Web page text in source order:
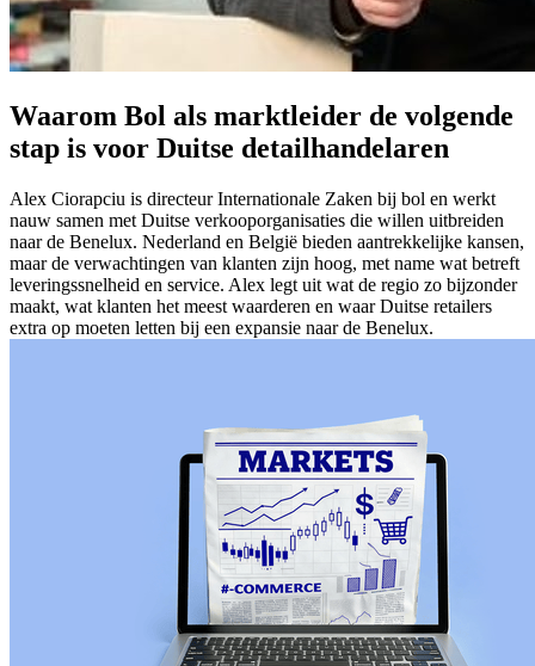
Waarom Bol als marktleider de volgende
stap is voor Duitse detailhandelaren
Alex Ciorapciu is directeur Internationale Zaken bij bol en werkt
nauw samen met Duitse verkooporganisaties die willen uitbreiden
naar de Benelux. Nederland en België bieden aantrekkelijke kansen,
maar de verwachtingen van klanten zijn hoog, met name wat betreft
leveringssnelheid en service. Alex legt uit wat de regio zo bijzonder
maakt, wat klanten het meest waarderen en waar Duitse retailers
extra op moeten letten bij een expansie naar de Benelux.